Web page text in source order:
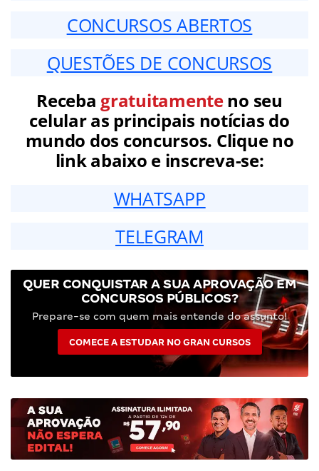
CONCURSOS ABERTOS
QUESTÕES DE CONCURSOS
Receba gratuitamenteno seu
celular as principais notícias do
mundo dos concursos. Clique no
link abaixo e inscreva-se:
WHATSAPP
TELEGRAM
QUER CONQUISTAR A SUA APROVAÇÃO EM
CONCURSOS PÚBLICOS?
Prepare-se com quem mais entende do assunto!
COMECE A ESTUDAR NO GRAN CURSOS